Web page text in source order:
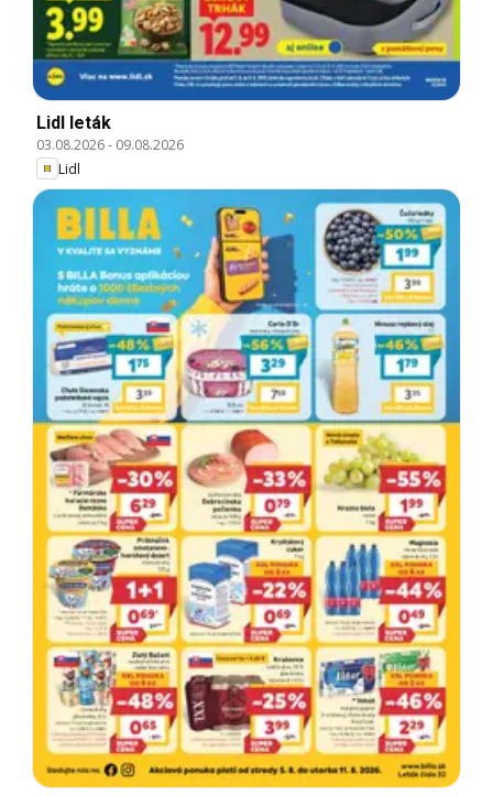
Lidl leták
03.08.2026- 09.08.2026
Lidl